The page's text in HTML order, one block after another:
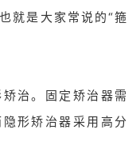
就是大家常说的“箍
治。固定矫治器需
形矫治器采用高分